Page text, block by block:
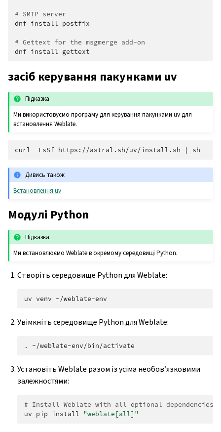
# SMTP server
dnf install postfix
# Gettext for the msgmerge add-on
dnf install
засіб керування пакунками uv
Підказка
Ми використовуємо програму для керування пакунками uv для
встановлення Weblate.
curl -LsSf https://astral.sh/uv/install.sh
Дивись також
Встановлення uv
Модулі Python
Підказка
Ми встановлюємо Weblate в окремому середовищі Python.
Створіть середовище Python для Weblate:
uv venv
Увімкніть середовище Python для Weblate:
.
Установіть Weblate разом із усіма необов’язковими
залежностями:
# Install Weblate with all optional dependencies
uv pip install "weblate[all]"